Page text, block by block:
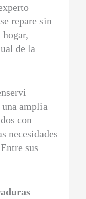
repare sin
de la
una amplia
con
necesidades
sus